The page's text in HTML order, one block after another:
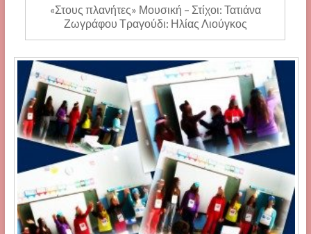
«Στους πλανήτες» Μουσική – Στίχοι: Τατιάνα
Ζωγράφου Τραγούδι: Ηλίας Λιούγκος